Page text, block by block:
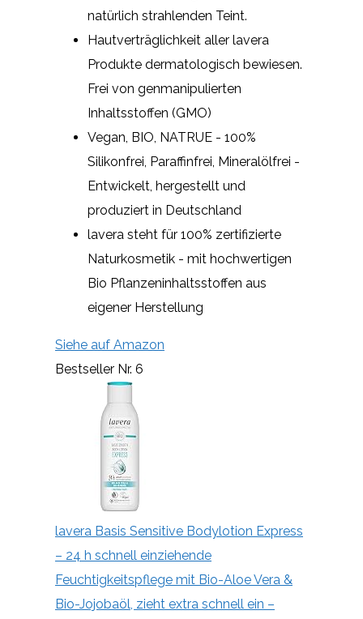
natürlich strahlenden Teint.
Hautverträglichkeit aller lavera
Produkte dermatologisch bewiesen.
Frei von genmanipulierten
Inhaltsstoffen (GMO)
Vegan, BIO, NATRUE - 100%
Silikonfrei, Paraffinfrei, Mineralölfrei -
Entwickelt, hergestellt und
produziert in Deutschland
lavera steht für 100% zertifizierte
Naturkosmetik - mit hochwertigen
Bio Pflanzeninhaltsstoffen aus
eigener Herstellung
Siehe auf Amazon
Bestseller Nr. 6
lavera Basis Sensitive Bodylotion Express
– 24 h schnell einziehende
Feuchtigkeitspflege mit Bio-Aloe Vera &
Bio-Jojobaöl, zieht extra schnell ein –